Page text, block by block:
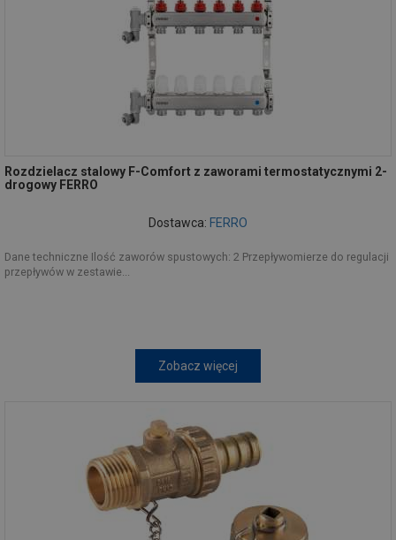
Rozdzielacz stalowy F-Comfort z zaworami termostatycznymi 2-
drogowy FERRO
Dostawca: FERRO
Dane techniczne Ilość zaworów spustowych: 2 Przepływomierze do regulacji
przepływów w zestawie...
Zobacz więcej